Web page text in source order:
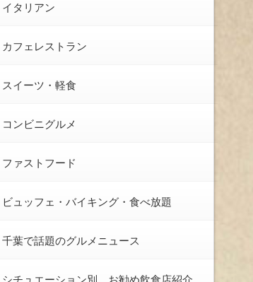
イタリアン
カフェレストラン
スイーツ・軽食
コンビニグルメ
ファストフード
ビュッフェ・バイキング・食べ放題
千葉で話題のグルメニュース
シチュエーション別、お勧め飲食店紹介